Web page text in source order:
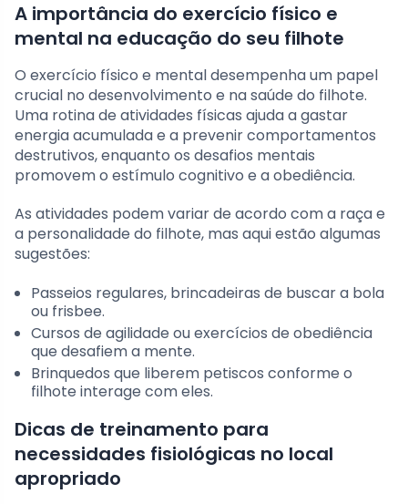
A importância do exercício físico e
mental na educação do seu filhote
O exercício físico e mental desempenha um papel
crucial no desenvolvimento e na saúde do filhote.
Uma rotina de atividades físicas ajuda a gastar
energia acumulada e a prevenir comportamentos
destrutivos, enquanto os desafios mentais
promovem o estímulo cognitivo e a obediência.
As atividades podem variar de acordo com a raça e
a personalidade do filhote, mas aqui estão algumas
sugestões:
Passeios regulares, brincadeiras de buscar a bola
ou frisbee.
Cursos de agilidade ou exercícios de obediência
que desafiem a mente.
Brinquedos que liberem petiscos conforme o
filhote interage com eles.
Dicas de treinamento para
necessidades fisiológicas no local
apropriado